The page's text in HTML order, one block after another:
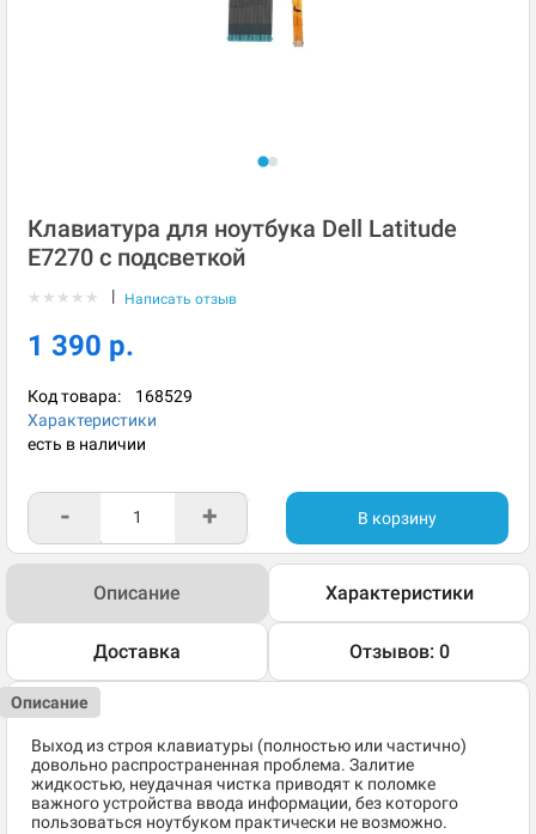
Клавиатура для ноутбука Dell Latitude
E7270 с подсветкой
★ ★ ★ ★ ★ | Написать отзыв
1 390 р.
Код товара: 168529
Характеристики
есть в наличии
- + В корзину
Описание Характеристики
Доставка Отзывов: 0
Описание
Выход из строя клавиатуры (полностью или частично)
довольно распространенная проблема. Залитие
жидкостью, неудачная чистка приводят к поломке
важного устройства ввода информации, без которого
пользоваться ноутбуком практически не возможно.